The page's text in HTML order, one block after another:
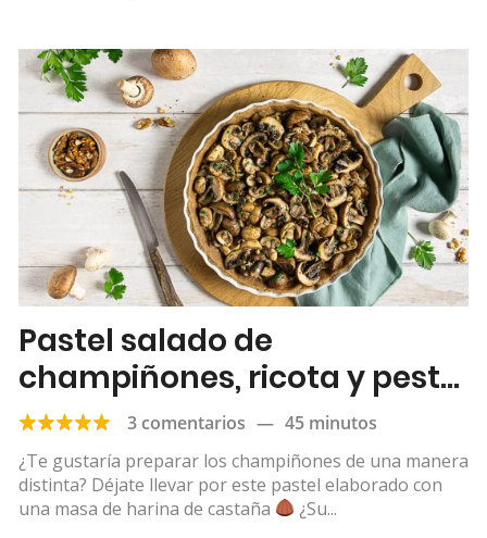
Pastel salado de
champiñones, ricota y pesto
de nueces3 comentarios — 45 minutos
¿Te gustaría preparar los champiñones de una manera
distinta? Déjate llevar por este pastel elaborado con
una masa de harina de castaña
¿Su...